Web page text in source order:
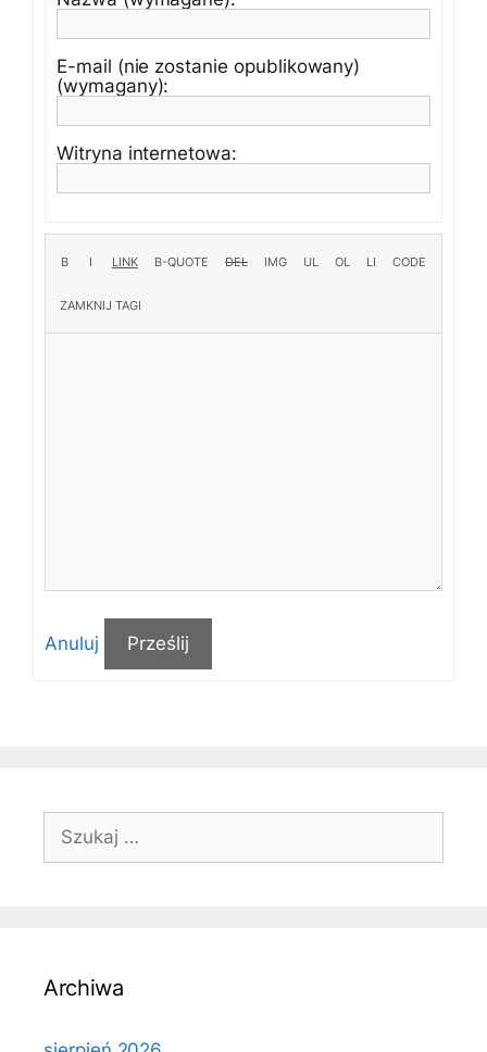
E-mail (nie zostanie opublikowany)
(wymagany):
Witryna internetowa:
Anuluj Prześlij
Szukaj:
Archiwa